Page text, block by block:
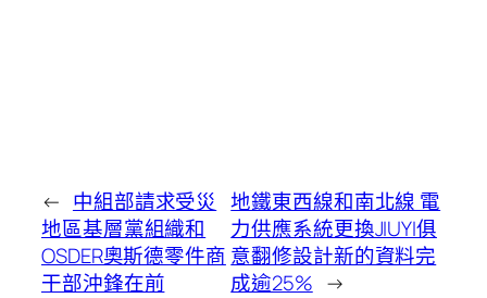
← 中組部請求受災
地區基層黨組織和
OSDER奧斯德零件商
干部沖鋒在前
地鐵東西線和南北線 電
力供應系統更換JIUYI俱
意翻修設計新的資料完
成逾25% →